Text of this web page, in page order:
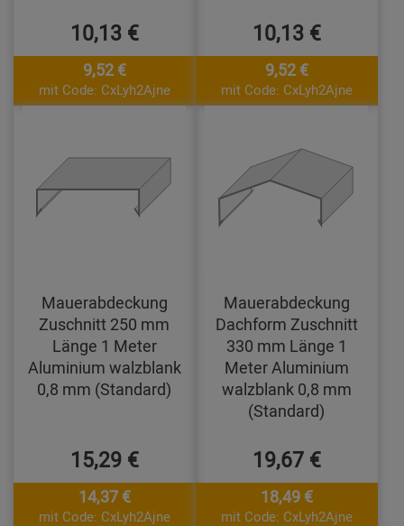
10,13 €
9,52 €
mit Code: CxLyh2Ajne
10,13 €
9,52 €
mit Code: CxLyh2Ajne
Mauerabdeckung
Zuschnitt 250 mm
Länge 1 Meter
Aluminium walzblank
0,8 mm (Standard)
15,29 €
14,37 €
mit Code: CxLyh2Ajne
Mauerabdeckung
Dachform Zuschnitt
330 mm Länge 1
Meter Aluminium
walzblank 0,8 mm
(Standard)
19,67 €
18,49 €
mit Code: CxLyh2Ajne